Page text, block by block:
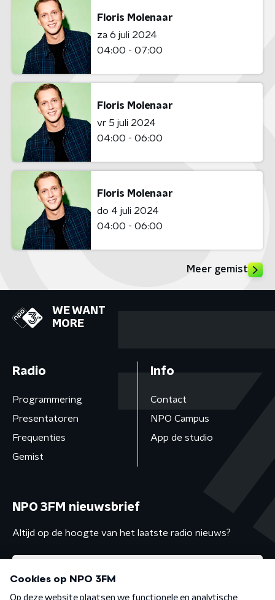
Floris Molenaar
za 6 juli 2024
04:00 - 07:00
Floris Molenaar
vr 5 juli 2024
04:00 - 06:00
Floris Molenaar
do 4 juli 2024
04:00 - 06:00
Meer gemist
WE WANT
MORE
Radio
Programmering
Presentatoren
Frequenties
Gemist
Info
Contact
NPO Campus
App de studio
NPO 3FM nieuwsbrief
Altijd op de hoogte van het laatste radio nieuws?